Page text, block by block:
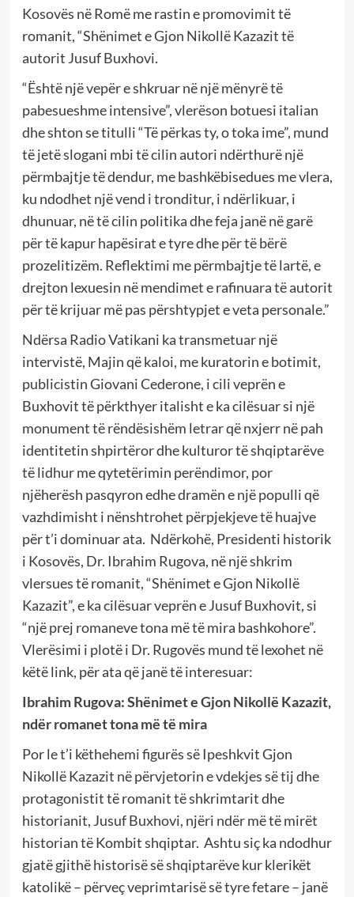
Kosovës në Romë me rastin e promovimit të
romanit, “Shënimet e Gjon Nikollë Kazazit të
autorit Jusuf Buxhovi.
“Është një vepër e shkruar në një mënyrë të
pabesueshme intensive”, vlerëson botuesi italian
dhe shton se titulli “Të përkas ty, o toka ime”, mund
të jetë slogani mbi të cilin autori ndërthurë një
përmbajtje të dendur, me bashkëbisedues me vlera,
ku ndodhet një vend i tronditur, i ndërlikuar, i
dhunuar, në të cilin politika dhe feja janë në garë
për të kapur hapësirat e tyre dhe për të bërë
prozelitizëm. Reflektimi me përmbajtje të lartë, e
drejton lexuesin në mendimet e rafinuara të autorit
për të krijuar më pas përshtypjet e veta personale.”
Ndërsa Radio Vatikani ka transmetuar një
intervistë, Majin që kaloi, me kuratorin e botimit,
publicistin Giovani Cederone, i cili veprën e
Buxhovit të përkthyer italisht e ka cilësuar si një
monument të rëndësishëm letrar që nxjerr në pah
identitetin shpirtëror dhe kulturor të shqiptarëve
të lidhur me qytetërimin perëndimor, por
njëherësh pasqyron edhe dramën e një populli që
vazhdimisht i nënshtrohet përpjekjeve të huajve
për t’i dominuar ata. Ndërkohë, Presidenti historik
i Kosovës, Dr. Ibrahim Rugova, në një shkrim
vlersues të romanit, “Shënimet e Gjon Nikollë
Kazazit”, e ka cilësuar veprën e Jusuf Buxhovit, si
“një prej romaneve tona më të mira bashkohore”.
Vlerësimi i plotë i Dr. Rugovës mund të lexohet në
këtë link, për ata që janë të interesuar:
Ibrahim Rugova: Shënimet e Gjon Nikollë Kazazit,
ndër romanet tona më të mira
Por le t’i këthehemi figurës së Ipeshkvit Gjon
Nikollë Kazazit në përvjetorin e vdekjes së tij dhe
protagonistit të romanit të shkrimtarit dhe
historianit, Jusuf Buxhovi, njëri ndër më të mirët
historian të Kombit shqiptar. Ashtu siç ka ndodhur
gjatë gjithë historisë së shqiptarëve kur klerikët
katolikë – përveç veprimtarisë së tyre fetare – janë